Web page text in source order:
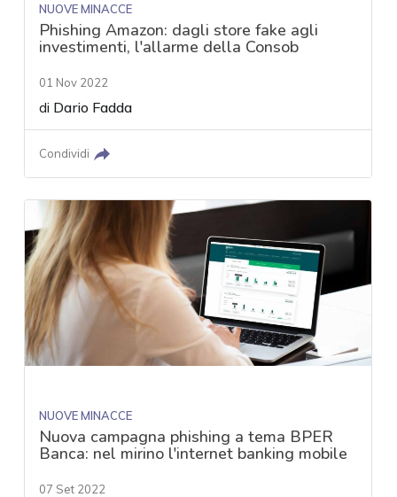
NUOVE MINACCE
Phishing Amazon: dagli store fake agli
investimenti, l'allarme della Consob
01 Nov 2022
di Dario Fadda
Condividi
NUOVE MINACCE
Nuova campagna phishing a tema BPER
Banca: nel mirino l'internet banking mobile
07 Set 2022